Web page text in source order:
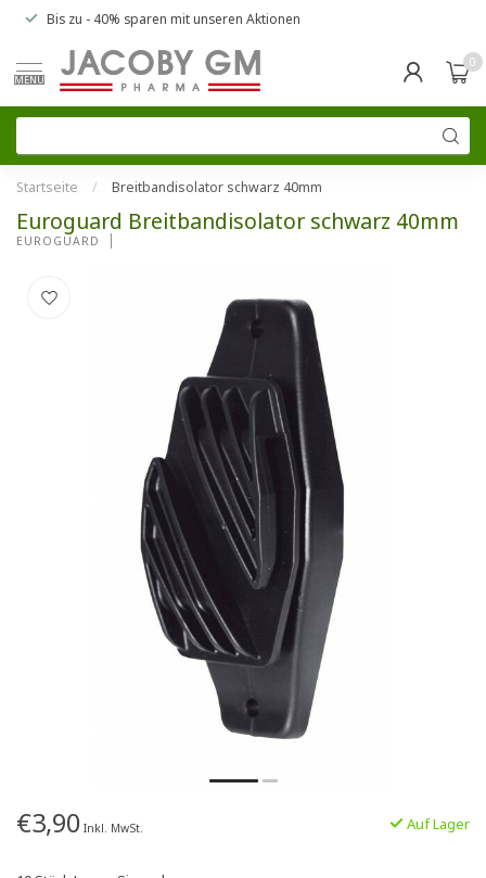
Bis zu - 40% sparen mit unseren Aktionen
MENU
0
Startseite / Breitbandisolator schwarz 40mm
Euroguard Breitbandisolator schwarz 40mm
EUROGUARD
€3,90 Inkl. MwSt. Auf Lager